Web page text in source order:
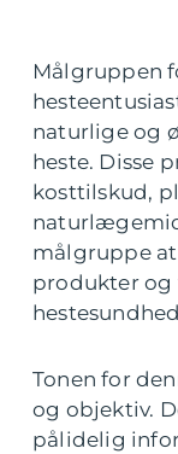
Målgruppen
naturlige og
heste. Disse
kosttilskud,
målgruppe
produkter og
Tonen for
og objektiv.
pålidelig